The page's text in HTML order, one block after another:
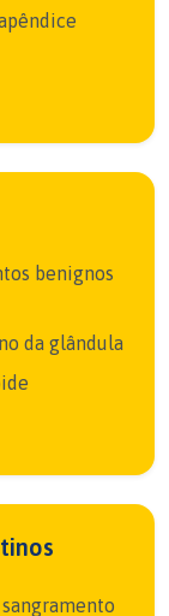
benignos
da glândula